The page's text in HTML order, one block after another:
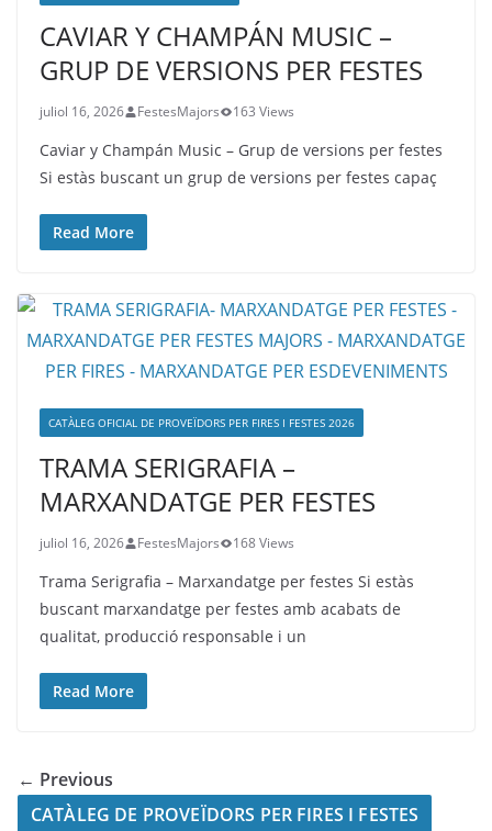
CAVIAR Y CHAMPÁN MUSIC –
GRUP DE VERSIONS PER FESTES
juliol 16, 2026 FestesMajors 163 Views
Caviar y Champán Music – Grup de versions per festes
Si estàs buscant un grup de versions per festes capaç
Read More
CATÀLEG OFICIAL DE PROVEÏDORS PER FIRES I FESTES 2026
TRAMA SERIGRAFIA –
MARXANDATGE PER FESTES
juliol 16, 2026 FestesMajors 168 Views
Trama Serigrafia – Marxandatge per festes Si estàs
buscant marxandatge per festes amb acabats de
qualitat, producció responsable i un
Read More
← Previous
CATÀLEG DE PROVEÏDORS PER FIRES I FESTES